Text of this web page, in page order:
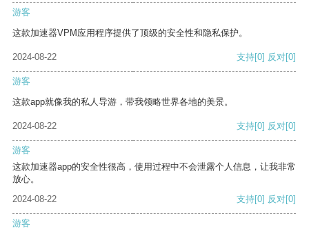
游客
这款加速器VPM应用程序提供了顶级的安全性和隐私保护。
2024-08-22 支持[0] 反对[0]
游客
这款app就像我的私人导游，带我领略世界各地的美景。
2024-08-22 支持[0] 反对[0]
游客
这款加速器app的安全性很高，使用过程中不会泄露个人信息，让我非常
放心。
2024-08-22
支持[0] 反对[0]
游客